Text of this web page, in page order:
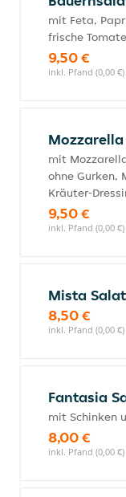
mit Feta,
frische
9,50 €
inkl. Pfand (0,00 €)
mit
ohne Gurken,
Kräuter-
9,50 €
inkl. Pfand (0,00 €)
Mista Salat
8,50 €
inkl. Pfand (0,00 €)
Fantasia
mit Schinken
8,00 €
inkl. Pfand (0,00 €)